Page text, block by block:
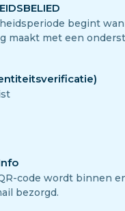
begint
maakt met een
code wordt binnen
bezorgd.